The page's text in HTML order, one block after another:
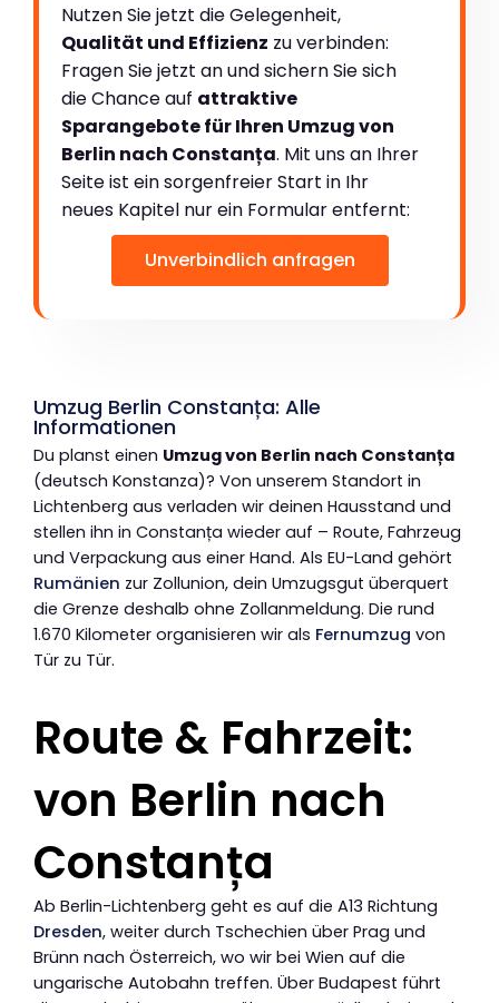
Nutzen Sie jetzt die Gelegenheit,
Qualität und Effizienz zu verbinden:
Fragen Sie jetzt an und sichern Sie sich
die Chance auf attraktive
Sparangebote für Ihren Umzug von
Berlin nach Constanța. Mit uns an Ihrer
Seite ist ein sorgenfreier Start in Ihr
neues Kapitel nur ein Formular entfernt:
Unverbindlich anfragen
Umzug Berlin Constanța: Alle
Informationen
Du planst einen Umzug von Berlin nach Constanța
(deutsch Konstanza)? Von unserem Standort in
Lichtenberg aus verladen wir deinen Hausstand und
stellen ihn in Constanța wieder auf – Route, Fahrzeug
und Verpackung aus einer Hand. Als EU-Land gehört
Rumänien zur Zollunion, dein Umzugsgut überquert
die Grenze deshalb ohne Zollanmeldung. Die rund
1.670 Kilometer organisieren wir als Fernumzug von
Tür zu Tür.
Route & Fahrzeit:
von Berlin nach
Constanța
Ab Berlin-Lichtenberg geht es auf die A13 Richtung
Dresden, weiter durch Tschechien über Prag und
Brünn nach Österreich, wo wir bei Wien auf die
ungarische Autobahn treffen. Über Budapest führt